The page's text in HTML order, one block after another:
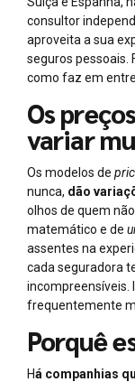
consultor
aproveita a sua
seguros pessoais.
como faz em
Os
variar
Os modelos de
nunca, dão
olhos de quem
matemático e de
assentes na
cada seguradora
incompreensíveis.
frequentemente
Porquê
Há companhias